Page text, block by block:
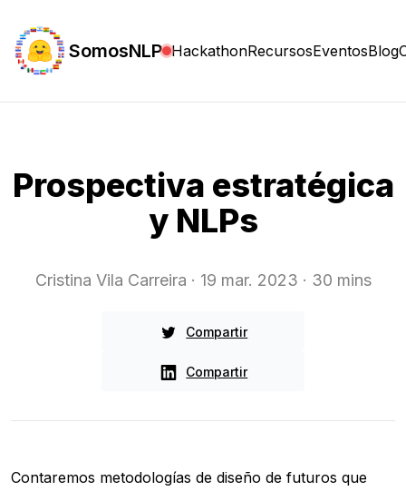
SomosNLP HackathonRecursosEventosBlog
Prospectiva estratégica
y NLPs
Cristina Vila Carreira · 19 mar. 2023 · 30 mins
Compartir
Compartir
Contaremos metodologías de diseño de futuros que